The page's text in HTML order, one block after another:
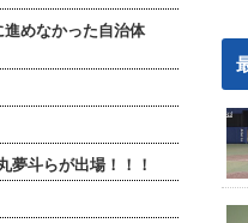
めなかった自治体
斗らが出場！！！